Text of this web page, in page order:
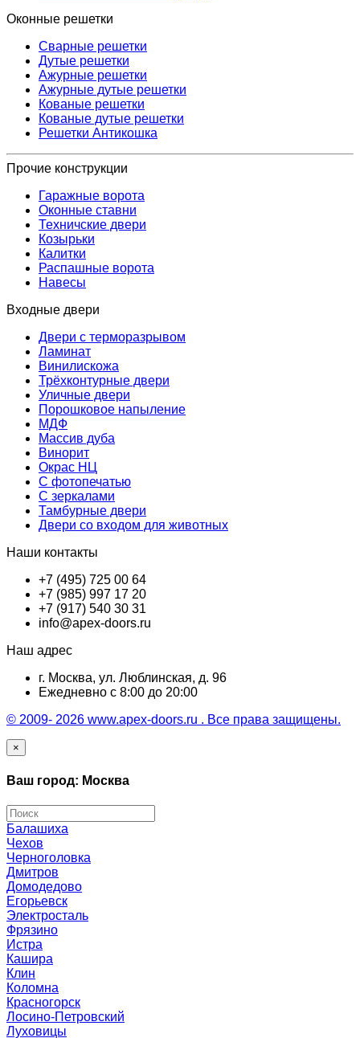
Оконные решетки
Сварные решетки
Дутые решетки
Ажурные решетки
Ажурные дутые решетки
Кованые решетки
Кованые дутые решетки
Решетки Антикошка
Прочие конструкции
Гаражные ворота
Оконные ставни
Техничские двери
Козырьки
Калитки
Распашные ворота
Навесы
Входные двери
Двери с терморазрывом
Ламинат
Винилискожа
Трёхконтурные двери
Уличные двери
Порошковое напыление
МДФ
Массив дуба
Винорит
Окрас НЦ
С фотопечатью
С зеркалами
Тамбурные двери
Двери со входом для животных
Наши контакты
+7 (495) 725 00 64
+7 (985) 997 17 20
+7 (917) 540 30 31
info@apex-doors.ru
Наш адрес
г. Москва, ул. Люблинская, д. 96
Ежедневно с 8:00 до 20:00
© 2009- 2026 www.apex-doors.ru . Все права защищены.
×
Ваш город: Москва
Балашиха
Чехов
Черноголовка
Дмитров
Домодедово
Егорьевск
Электросталь
Фрязино
Истра
Кашира
Клин
Коломна
Красногорск
Лосино-Петровский
Луховицы